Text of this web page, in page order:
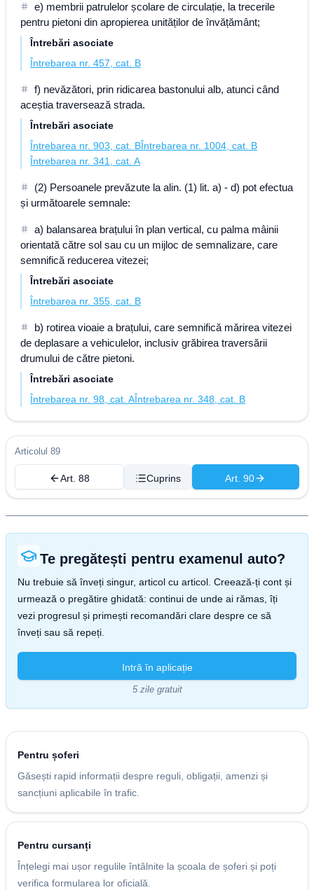
e) membrii patrulelor școlare de circulație, la trecerile
pentru pietoni din apropierea unităților de învățământ;
Întrebări asociate
Întrebarea nr. 457, cat. B
f) nevăzători, prin ridicarea bastonului alb, atunci când
aceștia traversează strada.
Întrebări asociate
Întrebarea nr. 903, cat. BÎntrebarea nr. 1004, cat. B
Întrebarea nr. 341, cat. A
(2) Persoanele prevăzute la alin. (1) lit. a) - d) pot efectua
și următoarele semnale:
a) balansarea brațului în plan vertical, cu palma mâinii
orientată către sol sau cu un mijloc de semnalizare, care
semnifică reducerea vitezei;
Întrebări asociate
Întrebarea nr. 355, cat. B
b) rotirea vioaie a brațului, care semnifică mărirea vitezei
de deplasare a vehiculelor, inclusiv grăbirea traversării
drumului de către pietoni.
Întrebări asociate
Întrebarea nr. 98, cat. AÎntrebarea nr. 348, cat. B
Articolul 89
Art. 88 Cuprins Art. 90
Te pregătești pentru examenul auto?
Nu trebuie să înveți singur, articol cu articol. Creează-ți cont și
urmează o pregătire ghidată: continui de unde ai rămas, îți
vezi progresul și primești recomandări clare despre ce să
înveți sau să repeți.
Intră în aplicație
5 zile gratuit
Pentru șoferi
Găsești rapid informații despre reguli, obligații, amenzi și
sancțiuni aplicabile în trafic.
Pentru cursanți
Înțelegi mai ușor regulile întâlnite la școala de șoferi și poți
verifica formularea lor oficială.